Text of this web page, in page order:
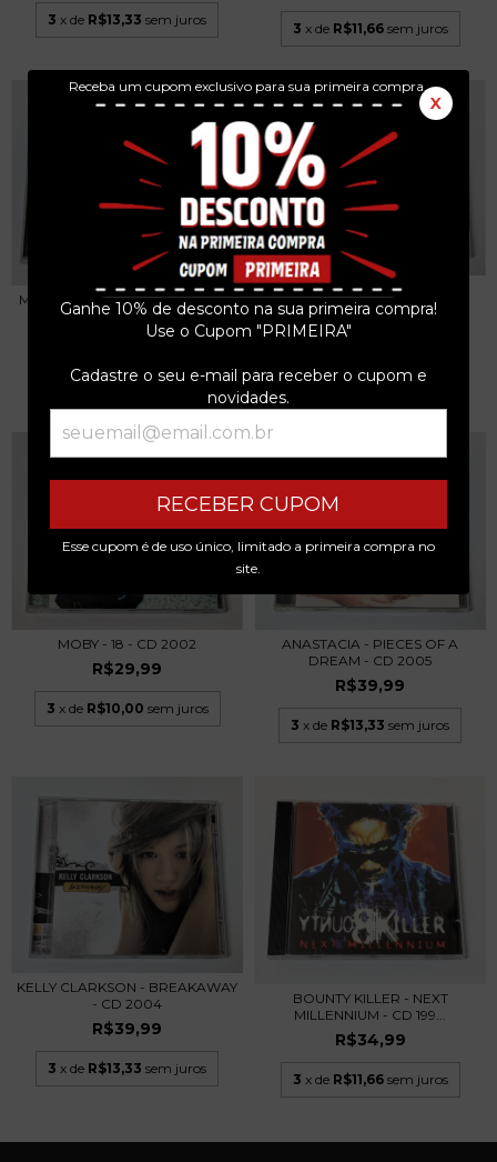
Receba um cupom exclusivo para sua primeira compra.
X
Ganhe 10% de desconto na sua primeira compra!
Use o Cupom "PRIMEIRA"
Cadastre o seu e-mail para receber o cupom e
novidades.
RECEBER CUPOM
Esse cupom é de uso único, limitado a primeira compra no
site.
3 x de R$13,33 sem juros
3 x de R$11,66 sem juros
MAROON 5 - 1.22.03.ACOUSTIC -
CD 2004
R$39,99
x deR$13,33 sem juros
TERENCE TRENT D'ARBY -
INTRODUCING...
R$39,99
3 x deR$13,33 sem juros
MOBY - 18 - CD 2002
R$29,99
3 x de R$10,00 sem juros
ANASTACIA - PIECES OF A
DREAM - CD 2005
R$39,99
3 x de R$13,33 sem juros
KELLY CLARKSON - BREAKAWAY
- CD 2004
R$39,99
3 x de R$13,33 sem juros
BOUNTY KILLER - NEXT
MILLENNIUM - CD 199...
R$34,99
3 x de R$11,66 sem juros